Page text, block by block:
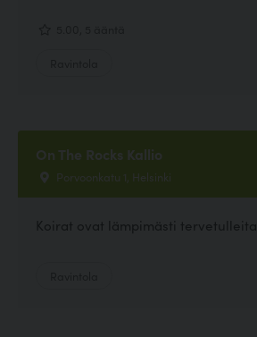
On The Rocks Kallio
Porvoonkatu 1, Helsinki
Koirat ovat lämpimästi tervetulleita!